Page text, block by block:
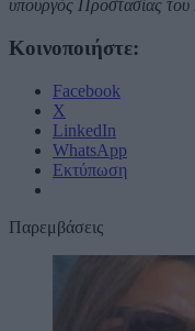
υπουργός Προστασίας του
Κοινοποιήστε:
Facebook
X
LinkedIn
WhatsApp
Εκτύπωση
Παρεμβάσεις